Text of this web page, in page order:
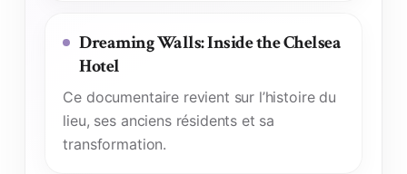
Dreaming Walls: Inside the Chelsea
Hotel
Ce documentaire revient sur l’histoire du
lieu, ses anciens résidents et sa
transformation.